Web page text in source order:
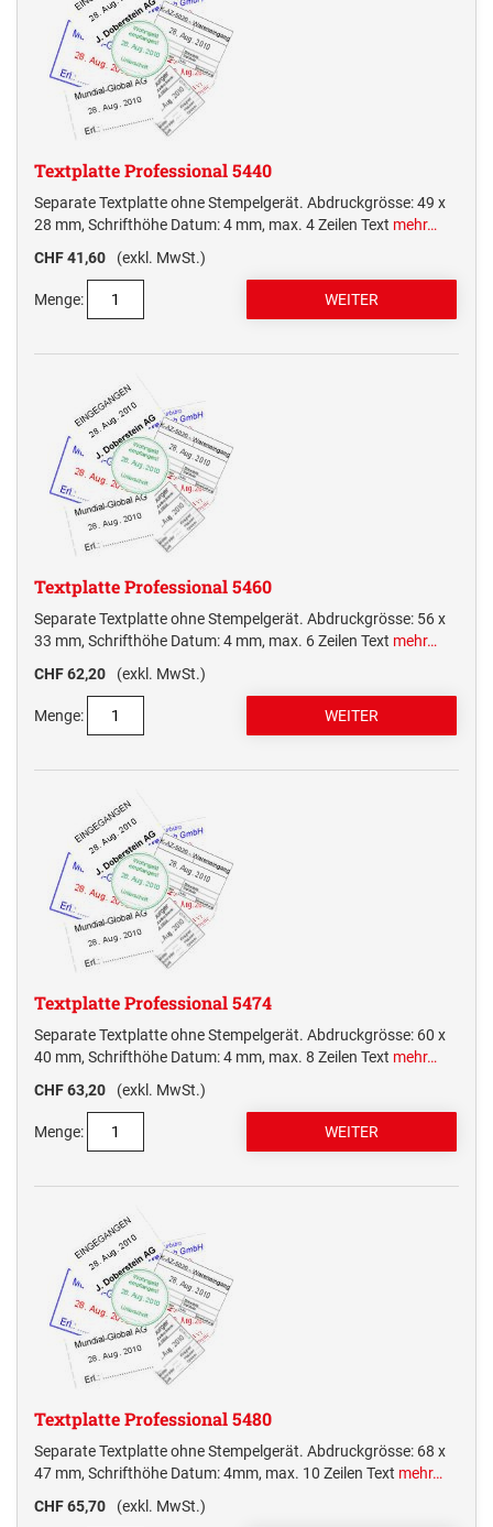
Textplatte Professional 5440
Separate Textplatte ohne Stempelgerät. Abdruckgrösse: 49 x
28 mm, Schrifthöhe Datum: 4 mm, max. 4 Zeilen Text mehr…
CHF 41,60
(exkl. MwSt.)
Menge:
Textplatte Professional 5460
Separate Textplatte ohne Stempelgerät. Abdruckgrösse: 56 x
33 mm, Schrifthöhe Datum: 4 mm, max. 6 Zeilen Text mehr…
CHF 62,20
(exkl. MwSt.)
Menge:
Textplatte Professional 5474
Separate Textplatte ohne Stempelgerät. Abdruckgrösse: 60 x
40 mm, Schrifthöhe Datum: 4 mm, max. 8 Zeilen Text mehr…
CHF 63,20
(exkl. MwSt.)
Menge:
Textplatte Professional 5480
Separate Textplatte ohne Stempelgerät. Abdruckgrösse: 68 x
47 mm, Schrifthöhe Datum: 4mm, max. 10 Zeilen Text mehr…
CHF 65,70
(exkl. MwSt.)